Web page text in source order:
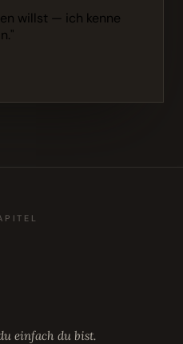
willst — ich kenne
einfach du bist.